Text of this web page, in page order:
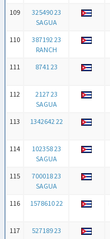
109
325490 23
SAGUA
110
387192 23
RANCH
111
8741 23
112
2127 23
SAGUA
113
1342642 22
114
102358 23
SAGUA
115
700018 23
SAGUA
116
1578610 22
117
527189 23